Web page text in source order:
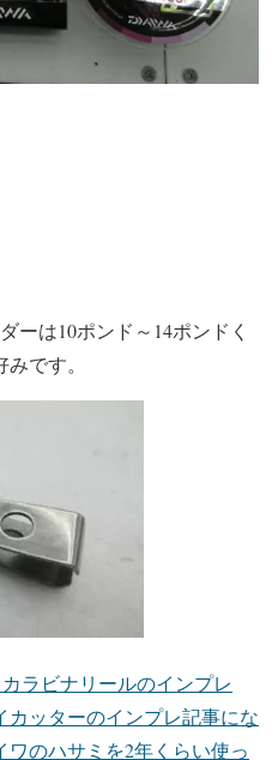
ーは10ポンド～14ポンドく
です。
ラビナリールのインプレ
ッターのインプレ記事にな
のハサミを2年くらい使っ